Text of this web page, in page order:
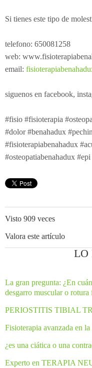
Si tienes este tipo de
telefono: 650081258
web:
email:
siguenos en facebook,
#fisio #fisioterapia
#dolor #benahadux
#fisioterapiabenahadux
#osteopatiabenahadux #epi
Visto 909 veces
Valora este artículo
LO
La gran pregunta: ¿En
desgarro muscular o
PERIOSTITIS TIBIAL
Fisioterapia avanzada en
¿es una ciática o una
Experto en TERAPIA